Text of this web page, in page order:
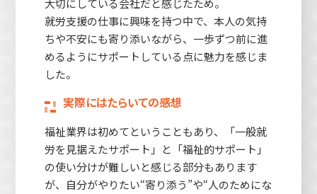
大切にしている会社だと感じたため。
就労支援の仕事に興味を持つ中で、本人の気持
ちや不安にも寄り添いながら、一歩ずつ前に進
めるようにサポートしている点に魅力を感じま
した。
実際にはたらいての感想
福祉業界は初めてということもあり、「一般就
労を見据えたサポート」と「福祉的サポート」
の使い分けが難しいと感じる部分もあります
が、自分がやりたい“寄り添う”や“人のためにな